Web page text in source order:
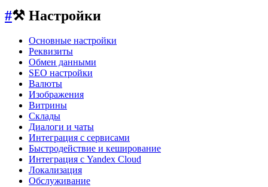
#⚒️ Настройки
Основные настройки
Реквизиты
Обмен данными
SEO настройки
Валюты
Изображения
Витрины
Склады
Диалоги и чаты
Интеграция с сервисами
Быстродействие и кеширование
Интеграция с Yandex Cloud
Локализация
Обслуживание